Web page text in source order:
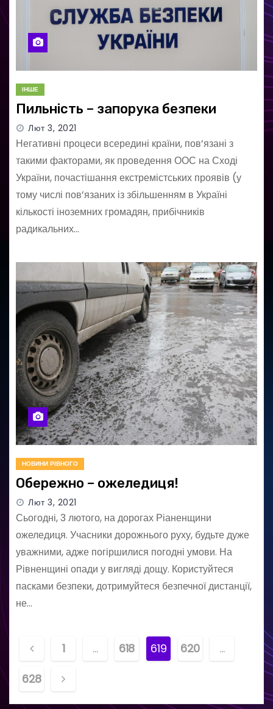
ІНШЕ
Пильність – запорука безпеки
Лют 3, 2021
Негативні процеси всередині країни, пов’язані з
такими факторами, як проведення ООС на Сході
України, почастішання екстремістських проявів (у
тому числі пов’язаних із збільшенням в Україні
кількості іноземних громадян, прибічників
радикальних…
НОВИНИ РІВНОГО
Обережно – ожеледиця!
Лют 3, 2021
Сьогодні, 3 лютого, на дорогах Ріаненщини
ожеледиця. Учасники дорожнього руху, будьте дуже
уважними, адже погіршилися погодні умови. На
Рівненщині опади у вигляді дощу. Користуйтеся
пасками безпеки, дотримуйтеся безпечної дистанції,
не…
а
в
1 … 618 619 620
…
628